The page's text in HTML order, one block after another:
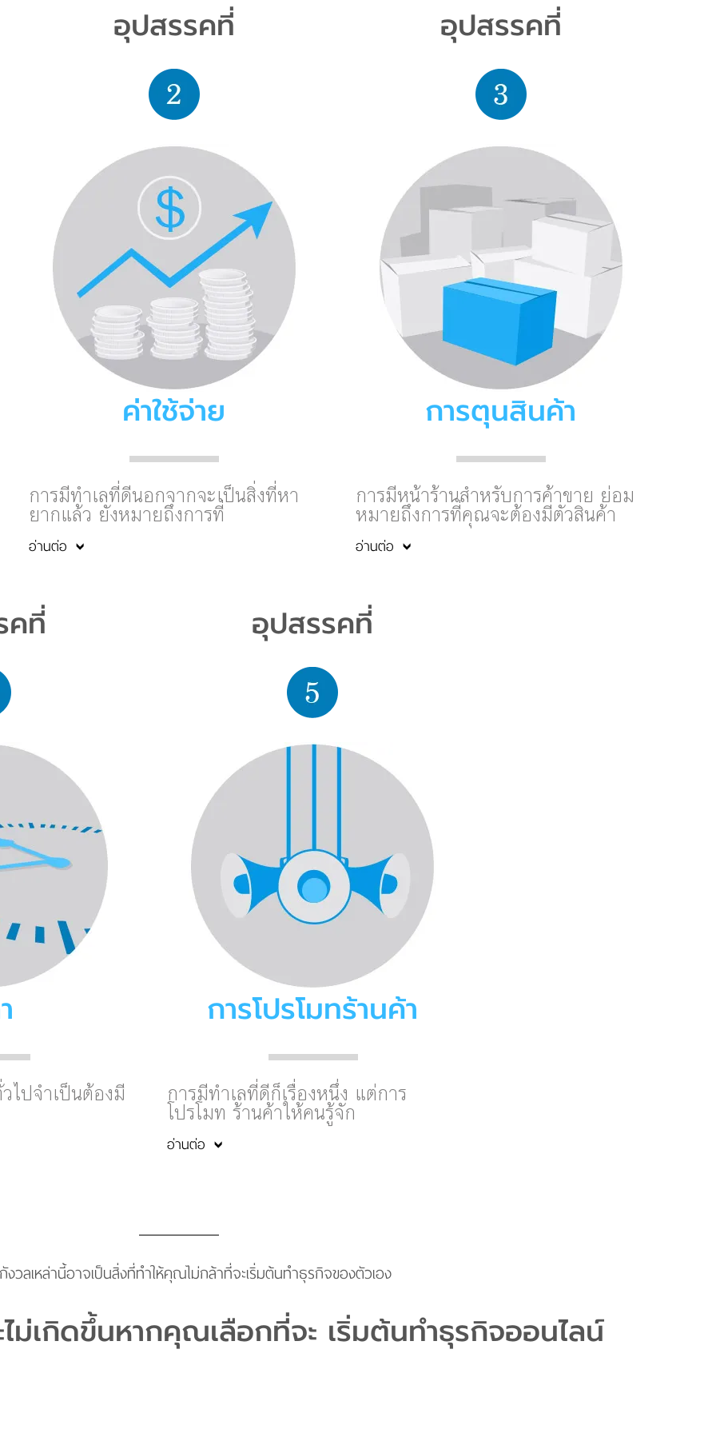
อุปสรรคที่
ค่าใช้จ่าย
การมีทำเลที่ดีนอกจากจะเป็นสิ่งที่หา
ยากแล้ว ยังหมายถึงการที่
อ่านต่อ
อุปสรรคที่
การตุนสินค้า
การมีหน้าร้านสำหรับการค้าขาย ย่อม
หมายถึงการที่คุณจะต้องมีตัวสินค้า
อ่านต่อ
คที่
ไปจำเป็นต้องมี
อุปสรรคที่
การโปรโมทร้านค้า
การมีทำเลที่ดีก็เรื่องหนึ่ง แต่การ
โปรโมท ร้านค้าให้คนรู้จัก
อ่านต่อ
วลเหล่านี้อาจเป็นสิ่งที่ทำให้คุณไม่กล้าที่จะเริ่มต้นทำธุรกิจของตัวเอง
เกิดขึ้นหากคุณเลือกที่จะ เริ่มต้นทำธุรกิจออนไลน์